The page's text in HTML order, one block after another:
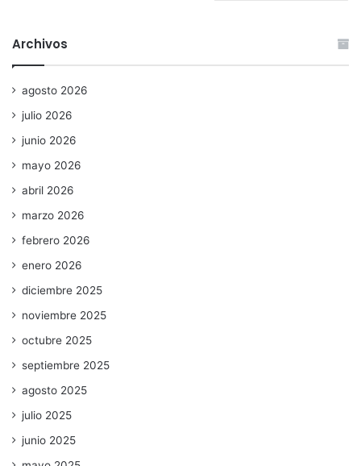
Archivos
agosto 2026
julio 2026
junio 2026
mayo 2026
abril 2026
marzo 2026
febrero 2026
enero 2026
diciembre 2025
noviembre 2025
octubre 2025
septiembre 2025
agosto 2025
julio 2025
junio 2025